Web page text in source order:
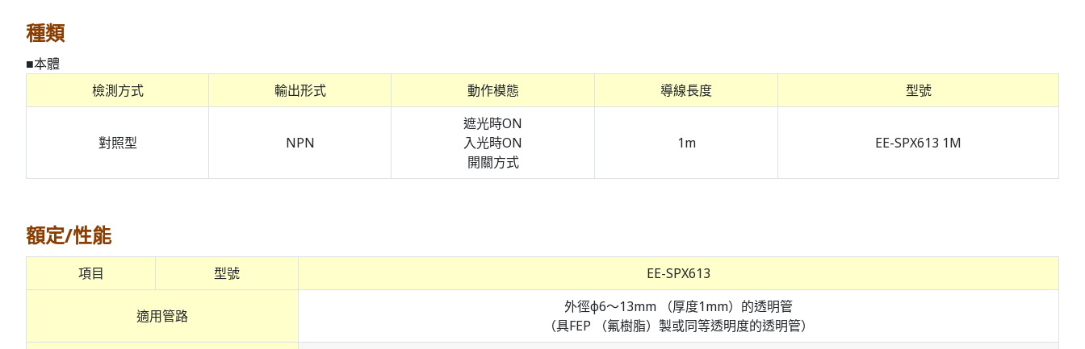
種類
■本體
檢測方式
輸出形式 動作模態 導線長度 型號
對照型 NPN
遮光時ON
入光時ON
開關方式
1m EE-SPX613 1M
額定/性能
項目 型號 EE-SPX613
適用管路
外徑φ6～13mm （厚度1mm）的透明管
（具FEP （氟樹脂）製或同等透明度的透明管）